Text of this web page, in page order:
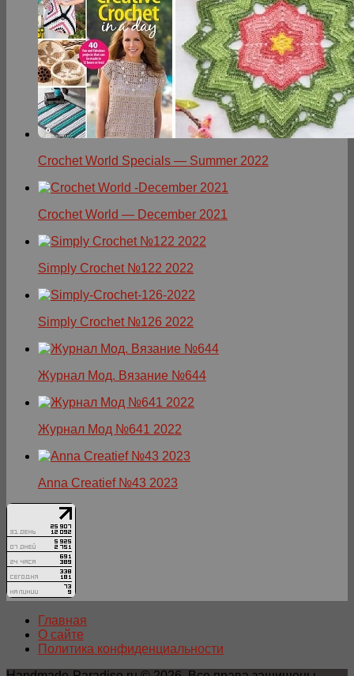
Crochet World Specials — Summer 2022
Crochet World — December 2021
Simply Crochet №122 2022
Simply Crochet №126 2022
Журнал Мод. Вязание №644
Журнал Мод №641 2022
Anna Creatief №43 2023
Главная
О сайте
Политика конфиденциальности